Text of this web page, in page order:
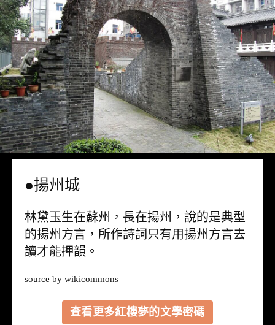
●揚州城
林黛玉生在蘇州，長在揚州，說的是典型
的揚州方言，所作詩詞只有用揚州方言去
讀才能押韻。
source by wikicommons
查看更多紅樓夢的文學密碼